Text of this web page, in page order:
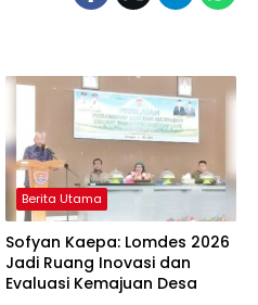
Berita Utama
Sofyan Kaepa: Lomdes 2026
Jadi Ruang Inovasi dan
Evaluasi Kemajuan Desa
Berita Utama